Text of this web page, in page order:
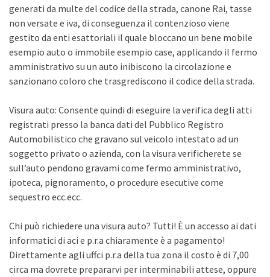
generati da multe del codice della strada, canone Rai, tasse
non versate e iva, di conseguenza il contenzioso viene
gestito da enti esattoriali il quale bloccano un bene mobile
esempio auto o immobile esempio case, applicando il fermo
amministrativo su un auto inibiscono la circolazione e
sanzionano coloro che trasgrediscono il codice della strada.
Visura auto: Consente quindi di eseguire la verifica degli atti
registrati presso la banca dati del Pubblico Registro
Automobilistico che gravano sul veicolo intestato ad un
soggetto privato o azienda, con la visura verificherete se
sull’auto pendono gravami come fermo amministrativo,
ipoteca, pignoramento, o procedure esecutive come
sequestro ecc.ecc.
Chi può richiedere una visura auto? Tutti! È un accesso ai dati
informatici di aci e p.r.a chiaramente è a pagamento!
Direttamente agli uffci p.r.a della tua zona il costo è di 7,00
circa ma dovrete prepararvi per interminabili attese, oppure